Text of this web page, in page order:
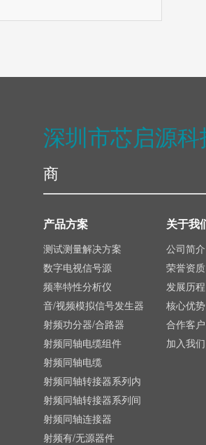
深圳市芯启源
商
产品方案
测试测量解决方案
数字电视信号源
频率特性分析仪
音/视频模拟信号发生器
射频功分器/合路器
射频同轴电缆组件
射频同轴电缆
射频同轴转接器系列内
射频同轴转接器系列间
射频同轴连接器
射频有/无源器件
关于我
公司简介
荣誉资质
发展历程
核心优势
合作客户
加入我们